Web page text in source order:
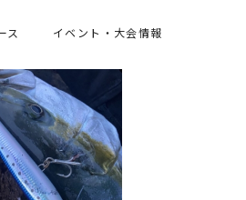
ス イベント・大会情報